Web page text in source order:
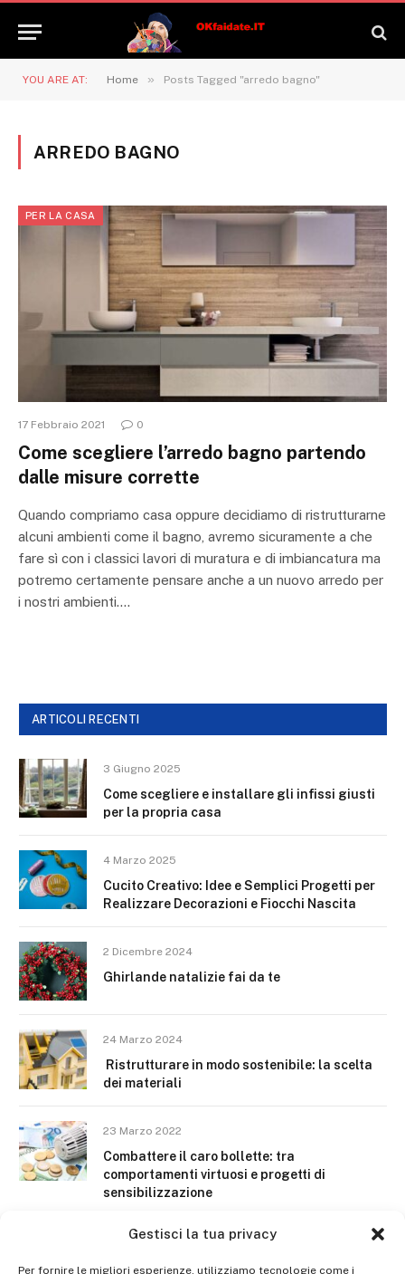
Gestisci la tua privacy
Per fornire le migliori esperienze, utilizziamo tecnologie come i
YOU ARE AT: Home » Posts Tagged "arredo bagno"
ARREDO BAGNO
PER LA CASA
17 Febbraio 2021 0
Come scegliere l’arredo bagno partendo
dalle misure corrette
Quando compriamo casa oppure decidiamo di ristrutturarne
alcuni ambienti come il bagno, avremo sicuramente a che
fare sì con i classici lavori di muratura e di imbiancatura ma
potremo certamente pensare anche a un nuovo arredo per
i nostri ambienti.…
ARTICOLI RECENTI
3 Giugno 2025
Come scegliere e installare gli infissi giusti
per la propria casa
4 Marzo 2025
Cucito Creativo: Idee e Semplici Progetti per
Realizzare Decorazioni e Fiocchi Nascita
2 Dicembre 2024
Ghirlande natalizie fai da te
24 Marzo 2024
Ristrutturare in modo sostenibile: la scelta
dei materiali
23 Marzo 2022
Combattere il caro bollette: tra
comportamenti virtuosi e progetti di
sensibilizzazione